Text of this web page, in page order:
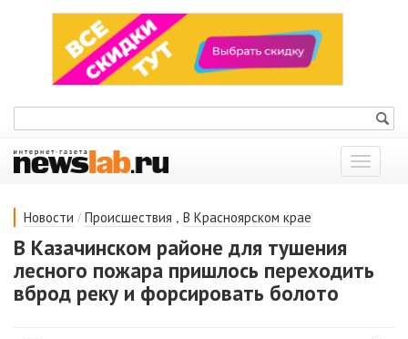
Показать
меню
Новости / Происшествия , В Красноярском крае
В Казачинском районе для тушения
лесного пожара пришлось переходить
вброд реку и форсировать болото